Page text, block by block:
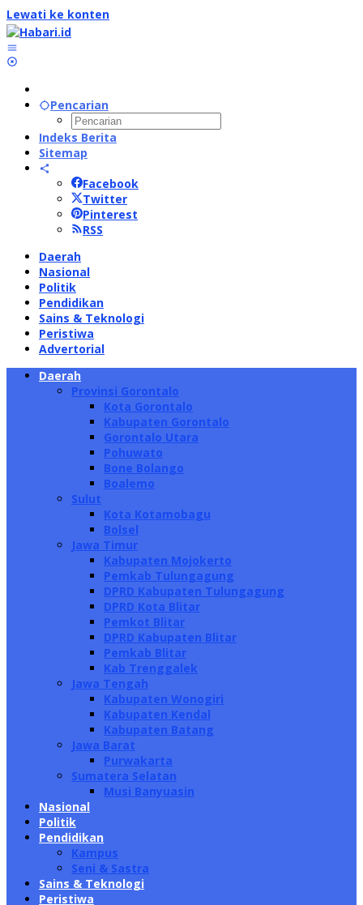
Lewati ke konten
Pencarian
Indeks Berita
Sitemap
Facebook
Twitter
Pinterest
RSS
Daerah
Nasional
Politik
Pendidikan
Sains & Teknologi
Peristiwa
Advertorial
Daerah
Provinsi Gorontalo
Kota Gorontalo
Kabupaten Gorontalo
Gorontalo Utara
Pohuwato
Bone Bolango
Boalemo
Sulut
Kota Kotamobagu
Bolsel
Jawa Timur
Kabupaten Mojokerto
Pemkab Tulungagung
DPRD Kabupaten Tulungagung
DPRD Kota Blitar
Pemkot Blitar
DPRD Kabupaten Blitar
Pemkab Blitar
Kab Trenggalek
Jawa Tengah
Kabupaten Wonogiri
Kabupaten Kendal
Kabupaten Batang
Jawa Barat
Purwakarta
Sumatera Selatan
Musi Banyuasin
Nasional
Politik
Pendidikan
Kampus
Seni & Sastra
Sains & Teknologi
Peristiwa